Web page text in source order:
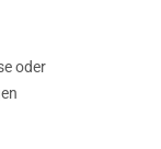
oder